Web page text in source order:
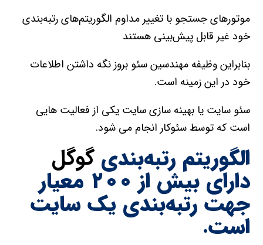
موتور‌هاي جستجو با تغيير مداوم الگوريتم‌هاي رتبه‌بندي
خود غير قابل پيش‌بيني هستند
بنابراين وظيفه مهندسين سئو بروز نگه داشتن اطلاعات
خود در اين زمينه است.
سئو سایت یا بهینه سازی سایت یکی از فعالیت هایی
است که توسط سئوکار انجام می شود.
الگوريتم رتبه‌بنديگوگل
داراي بيش از ۲۰۰ معيار
جهت رتبه‌بندي يک سايت
است.